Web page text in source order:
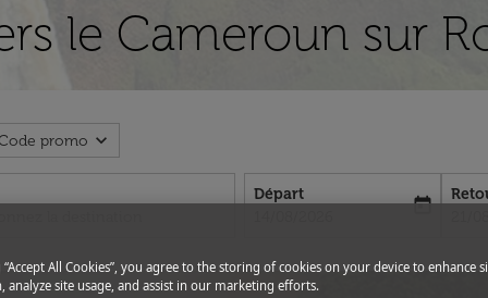
le Cameroun sur
promo expand_more
Départ
today
fc-
“Accept All Cookies”, you agree to the storing of cookies on your device to enhance
analyze site usage, and assist in our marketing efforts.